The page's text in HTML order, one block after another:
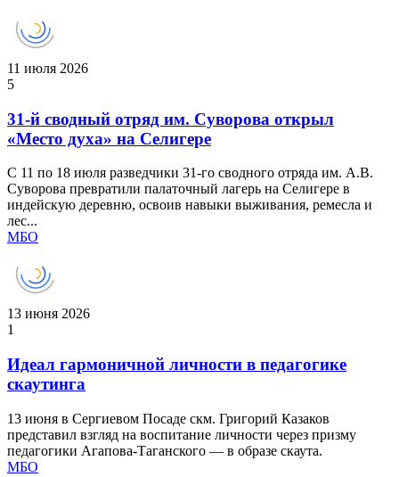
11 июля 2026
5
31-й сводный отряд им. Суворова открыл
«Место духа» на Селигере
С 11 по 18 июля разведчики 31-го сводного отряда им. А.В.
Суворова превратили палаточный лагерь на Селигере в
индейскую деревню, освоив навыки выживания, ремесла и
лес...
МБО
13 июня 2026
1
Идеал гармоничной личности в педагогике
скаутинга
13 июня в Сергиевом Посаде скм. Григорий Казаков
представил взгляд на воспитание личности через призму
педагогики Агапова‑Таганского — в образе скаута.
МБО